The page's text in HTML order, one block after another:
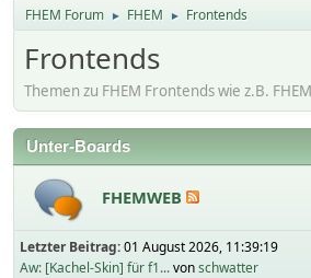
FHEM Forum ► FHEM ► Frontends
Frontends
Themen zu FHEM Frontends wie z.B.
Unter-Boards
FHEMWEB
Letzter Beitrag:01 August 2026, 11:39:19
Aw: [Kachel-Skin] für f1...vonschwatter